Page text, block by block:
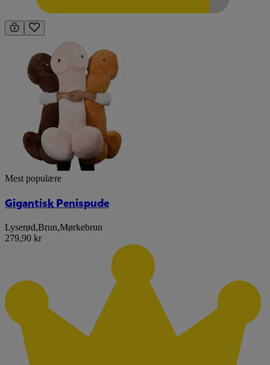
Mest populære
Gigantisk Penispude
Lyserød,Brun,Mørkebrun
279,90 kr